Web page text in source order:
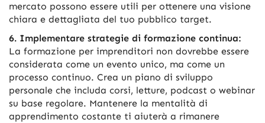
mercato possono essere utili per ottenere una visione
chiara e dettagliata del tuo pubblico target.
6. Implementare strategie di formazione continua:
La formazione per imprenditori non dovrebbe essere
considerata come un evento unico, ma come un
processo continuo. Crea un piano di sviluppo
personale che includa corsi, letture, podcast o webinar
su base regolare. Mantenere la mentalità di
apprendimento costante ti aiuterà a rimanere